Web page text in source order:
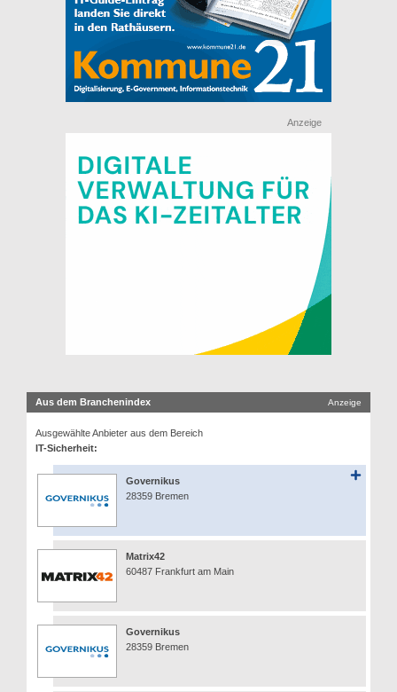
Anzeige
Aus dem Branchenindex Anzeige
Ausgewählte Anbieter aus dem Bereich
IT-Sicherheit:
Governikus
28359 Bremen
Matrix42
60487 Frankfurt am Main
Governikus
28359 Bremen